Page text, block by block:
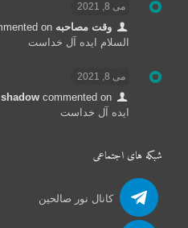
می 8, 2021
وقت مصاحبه commented on
السلام ایده آل خداست
می 8, 2021
shadowcommented on
ایده آل خداست
شبکه های اجتماعی
کانال نور صالحین